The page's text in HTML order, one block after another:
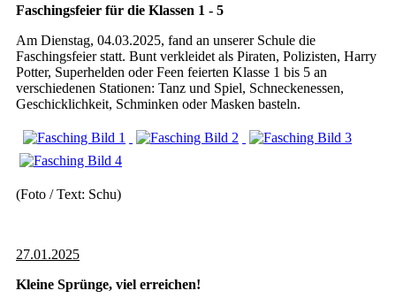
Faschingsfeier für die Klassen 1 - 5
Am Dienstag, 04.03.2025, fand an unserer Schule die
Faschingsfeier statt. Bunt verkleidet als Piraten, Polizisten, Harry
Potter, Superhelden oder Feen feierten Klasse 1 bis 5 an
verschiedenen Stationen: Tanz und Spiel, Schneckenessen,
Geschicklichkeit, Schminken oder Masken basteln.
(Foto / Text: Schu)
27.01.2025
Kleine Sprünge, viel erreichen!